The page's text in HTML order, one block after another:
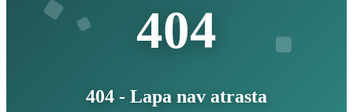
404
404 - Lapa nav atrasta